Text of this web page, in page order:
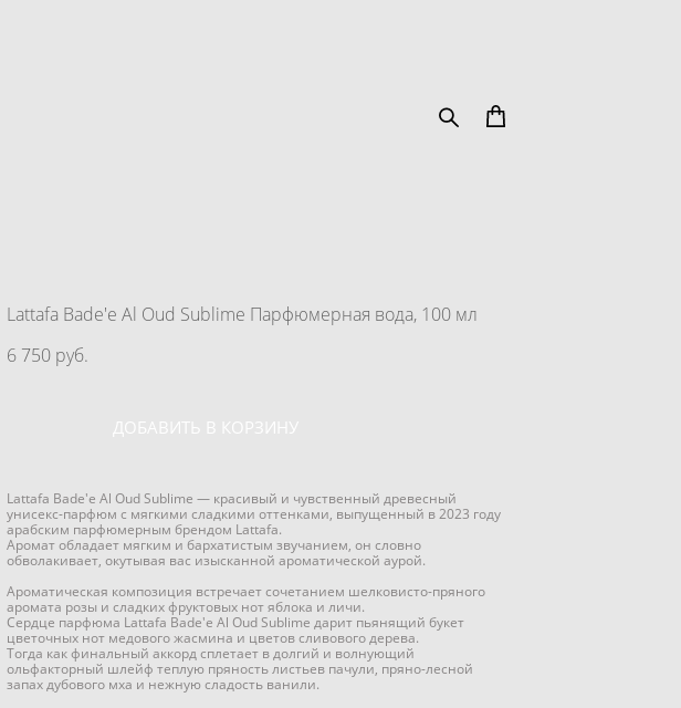
Lattafa Bade'e Al Oud Sublime Парфюмерная вода, 100 мл
6 750 pуб.
ДОБАВИТЬ В КОРЗИНУ
Lattafa Bade'e Al Oud Sublime — красивый и чувственный древесный
унисекс-парфюм с мягкими сладкими оттенками, выпущенный в 2023 году
арабским парфюмерным брендом Lattafa.
Аромат обладает мягким и бархатистым звучанием, он словно
обволакивает, окутывая вас изысканной ароматической аурой.
Ароматическая композиция встречает сочетанием шелковисто-пряного
аромата розы и сладких фруктовых нот яблока и личи.
Сердце парфюма Lattafa Bade'e Al Oud Sublime дарит пьянящий букет
цветочных нот медового жасмина и цветов сливового дерева.
Тогда как финальный аккорд сплетает в долгий и волнующий
ольфакторный шлейф теплую пряность листьев пачули, пряно-лесной
запах дубового мха и нежную сладость ванили.